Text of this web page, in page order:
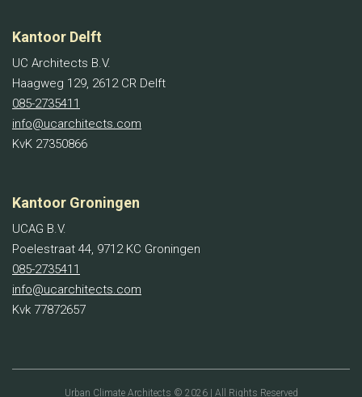
Kantoor Delft
UC Architects B.V.
Haagweg 129, 2612 CR Delft
085-2735411
info@ucarchitects.com
KvK 27350866
Kantoor Groningen
UCAG B.V.
Poelestraat 44, 9712 KC Groningen
085-2735411
info@ucarchitects.com
Kvk 77872657
Urban Climate Architects © 2026 | All Rights Reserved